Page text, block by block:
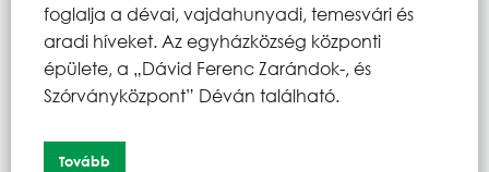
foglalja a dévai, vajdahunyadi, temesvári és
aradi híveket. Az egyházközség központi
épülete, a „Dávid Ferenc Zarándok-, és
Szórványközpont” Déván található.
Tovább